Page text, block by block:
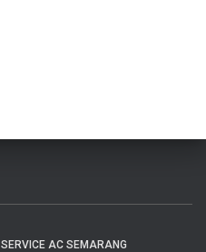
SERVICE AC SEMARANG